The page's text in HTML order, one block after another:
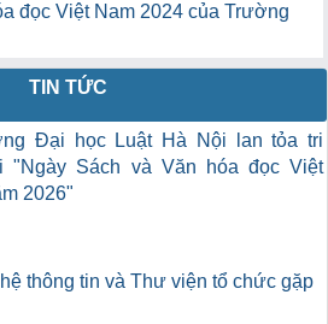
đọc Việt Nam 2024 của Trường
TIN TỨC
Đại học Luật Hà Nội lan tỏa tri
"Ngày Sách và Văn hóa đọc Việt
2026"
thông tin và Thư viện tổ chức gặp